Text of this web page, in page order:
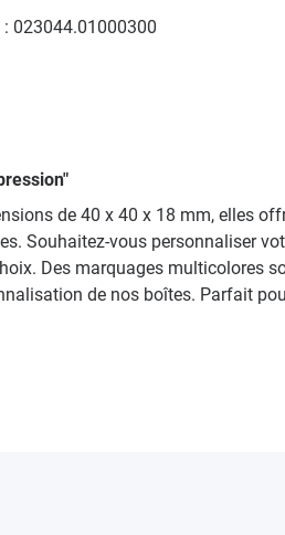
023044.01000300
de 40 x 40 x 18 mm, elles
Souhaitez-vous personnaliser
Des marquages multicolores
de nos boîtes. Parfait